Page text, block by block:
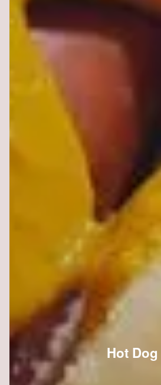
Hot Dog